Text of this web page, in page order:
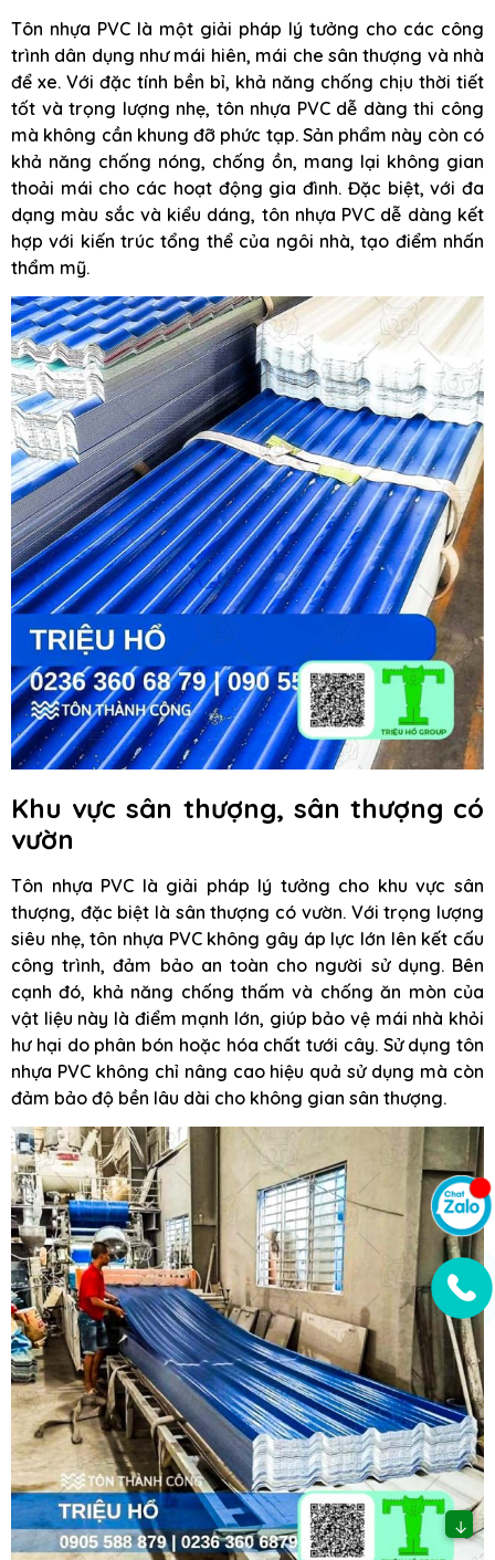
Tôn nhựa PVC là một giải pháp lý tưởng cho các công
trình dân dụng như mái hiên, mái che sân thượng và nhà
để xe. Với đặc tính bền bỉ, khả năng chống chịu thời tiết
tốt và trọng lượng nhẹ, tôn nhựa PVC dễ dàng thi công
mà không cần khung đỡ phức tạp. Sản phẩm này còn có
khả năng chống nóng, chống ồn, mang lại không gian
thoải mái cho các hoạt động gia đình. Đặc biệt, với đa
dạng màu sắc và kiểu dáng, tôn nhựa PVC dễ dàng kết
hợp với kiến trúc tổng thể của ngôi nhà, tạo điểm nhấn
thẩm mỹ.
Khu vực sân thượng, sân thượng có
vườn
Tôn nhựa PVC là giải pháp lý tưởng cho khu vực sân
thượng, đặc biệt là sân thượng có vườn. Với trọng lượng
siêu nhẹ, tôn nhựa PVC không gây áp lực lớn lên kết cấu
công trình, đảm bảo an toàn cho người sử dụng. Bên
cạnh đó, khả năng chống thấm và chống ăn mòn của
vật liệu này là điểm mạnh lớn, giúp bảo vệ mái nhà khỏi
hư hại do phân bón hoặc hóa chất tưới cây. Sử dụng tôn
nhựa PVC không chỉ nâng cao hiệu quả sử dụng mà còn
đảm bảo độ bền lâu dài cho không gian sân thượng.
↓